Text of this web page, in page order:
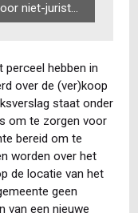
Basiscursus Contractenrecht voor niet-juristen: stel je eigen contract op!
perceel hebben in
over de (ver)koop
staat onder
om te zorgen voor
bereid om te
worden over het
de locatie van het
geen
van een nieuwe